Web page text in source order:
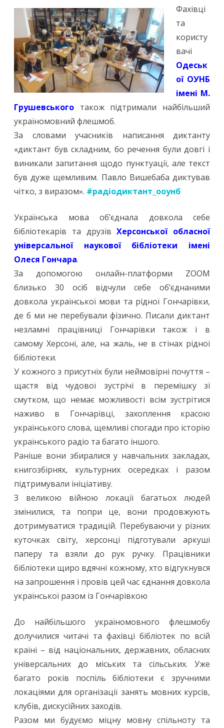
Фахівці
та
користу
вачі
Одеськ
ої ОУНБ
імені М.
Грушевського також підтримали найбільший
україномовний флешмоб.
За словами учасників написання диктанту
«диктант був складним, бо речення були довгі і
виникали запитання щодо пунктуації, але текст
був дуже щемливим. Павло Вишебаба диктував
чітко, з виразом». #радіодиктант_ооунб
Українська мова об’єднала довкола себе
бібліотекарів та друзівХерсонської обласної
універсальної наукової бібліотеки імені
Олеся Гончара.
За допомогою онлайн-платформи ZOOM
близько 30 осіб відчули себе об’єднаними
довкола української мови та рідної Гончарівки,
де б ми не перебували фізично. Писали диктант
незламні працівниці Гончарівки також і в
самому Херсоні, але, на жаль, не в стінах рідної
бібліотеки.
У кожного з присутніх були неймовірні почуття –
щастя від чудової зустрічі в перемішку зі
смутком, що немає можливості всім зустрітися
наживо в Гончарівці, захоплення красою
українського слова, щемливі спогади про історію
українського радіо та багато іншого.
Раніше вони збиралися у навчальних закладах,
книгозбірнях, культурних осередках і разом
підтримували ініціативу.
З великою війною локації багатьох людей
змінилися, та попри це, вони продовжують
дотримуватися традицій. Перебуваючи у різних
куточках світу, херсонці підготували аркуші
паперу та взяли до рук ручку. Працівники
бібліотеки щиро вдячні кожному, хто відгукнувся
на запрошення і провів цей час єднання довкола
української разом із Гончарівкою
До найбільшого україномовного флешмобу
долучилися читачі та фахівці бібліотек по всій
країні – від національних, державних, обласних
універсальних до міських та сільських. Уже
багато років поспіль бібліотеки є зручними
локаціями для організації занять мовних курсів,
клубів, дискусійних заходів.
Разом ми будуємо міцну мовну спільноту та